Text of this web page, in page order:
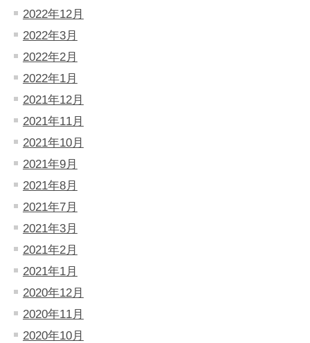
2022年12月
2022年3月
2022年2月
2022年1月
2021年12月
2021年11月
2021年10月
2021年9月
2021年8月
2021年7月
2021年3月
2021年2月
2021年1月
2020年12月
2020年11月
2020年10月